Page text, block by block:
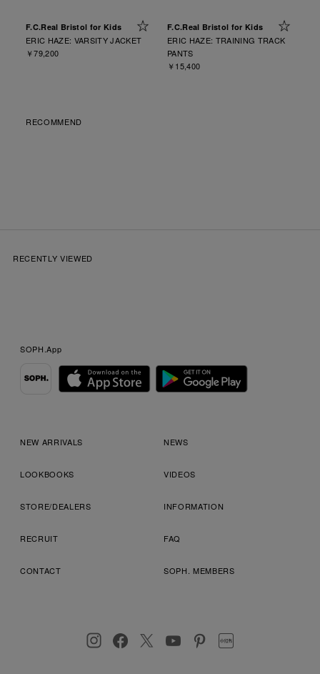
F.C.Real Bristol for Kids
ERIC HAZE: VARSITY JACKET
￥79,200
F.C.Real Bristol for Kids
ERIC HAZE: TRAINING TRACK
PANTS
￥15,400
RECOMMEND
RECENTLY VIEWED
SOPH.App
NEW ARRIVALS NEWS
LOOKBOOKS VIDEOS
STORE/DEALERS INFORMATION
RECRUIT FAQ
CONTACT SOPH. MEMBERS